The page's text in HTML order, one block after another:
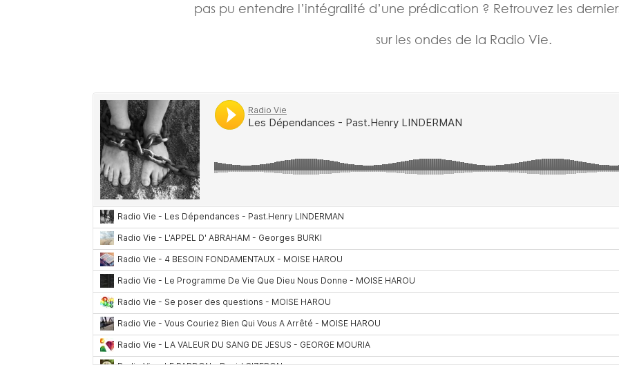
pas pu entendre l’intégralité d’une prédication ? Retrouvez les
sur les ondes de la Radio Vie.